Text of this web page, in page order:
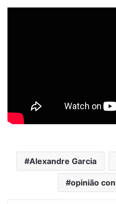
Alexandre Garcia
opinião